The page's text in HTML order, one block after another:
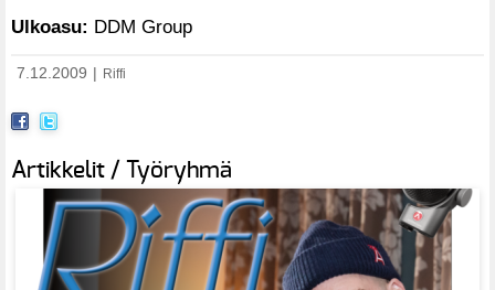
Ulkoasu: DDM Group
7.12.2009 | Riffi
Artikkelit / Työryhmä